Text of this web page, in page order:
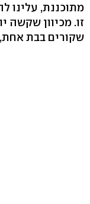
מתוכננת, עלינו
זו. מכיוון שקשה
שקורים בבת